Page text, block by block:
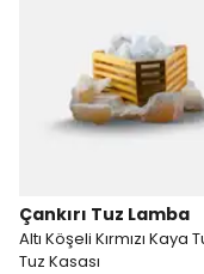
Çankırı Tuz Lamba
Altı Köşeli Kırmızı Kaya
Tuz Kasası